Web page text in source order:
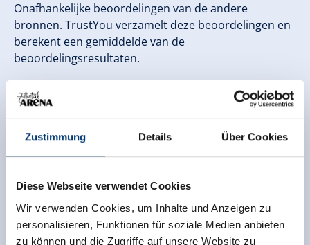
Zustimmung Details Über Cookies
Diese Webseite verwendet Cookies
Wir verwenden Cookies, um Inhalte und Anzeigen zu
personalisieren, Funktionen für soziale Medien anbieten
zu können und die Zugriffe auf unsere Website zu
Onafhankelijke beoordelingen van de andere
bronnen. TrustYou verzamelt deze beoordelingen en
berekent een gemiddelde van de
beoordelingsresultaten.